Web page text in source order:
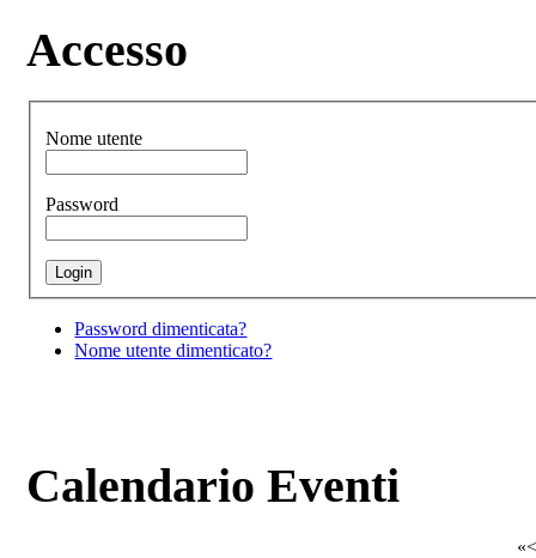
Accesso
Nome utente
Password
Password dimenticata?
Nome utente dimenticato?
Calendario Eventi
«<